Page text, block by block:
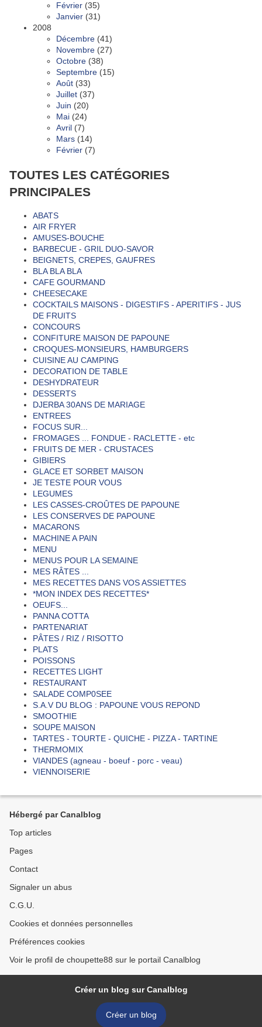
Février (35)
Janvier (31)
2008
Décembre (41)
Novembre (27)
Octobre (38)
Septembre (15)
Août (33)
Juillet (37)
Juin (20)
Mai (24)
Avril (7)
Mars (14)
Février (7)
TOUTES LES CATÉGORIES
PRINCIPALES
ABATS
AIR FRYER
AMUSES-BOUCHE
BARBECUE - GRIL DUO-SAVOR
BEIGNETS, CREPES, GAUFRES
BLA BLA BLA
CAFE GOURMAND
CHEESECAKE
COCKTAILS MAISONS - DIGESTIFS - APERITIFS - JUS
DE FRUITS
CONCOURS
CONFITURE MAISON DE PAPOUNE
CROQUES-MONSIEURS, HAMBURGERS
CUISINE AU CAMPING
DECORATION DE TABLE
DESHYDRATEUR
DESSERTS
DJERBA 30ANS DE MARIAGE
ENTREES
FOCUS SUR...
FROMAGES ... FONDUE - RACLETTE - etc
FRUITS DE MER - CRUSTACES
GIBIERS
GLACE ET SORBET MAISON
JE TESTE POUR VOUS
LEGUMES
LES CASSES-CROÛTES DE PAPOUNE
LES CONSERVES DE PAPOUNE
MACARONS
MACHINE A PAIN
MENU
MENUS POUR LA SEMAINE
MES RÂTES ...
MES RECETTES DANS VOS ASSIETTES
*MON INDEX DES RECETTES*
OEUFS...
PANNA COTTA
PARTENARIAT
PÂTES / RIZ / RISOTTO
PLATS
POISSONS
RECETTES LIGHT
RESTAURANT
SALADE COMP0SEE
S.A.V DU BLOG : PAPOUNE VOUS REPOND
SMOOTHIE
SOUPE MAISON
TARTES - TOURTE - QUICHE - PIZZA - TARTINE
THERMOMIX
VIANDES (agneau - boeuf - porc - veau)
VIENNOISERIE
Hébergé par Canalblog
Top articles
Pages
Contact
Signaler un abus
C.G.U.
Cookies et données personnelles
Préférences cookies
Voir le profil de choupette88 sur le portail Canalblog
Créer un blog sur Canalblog
Créer un blog